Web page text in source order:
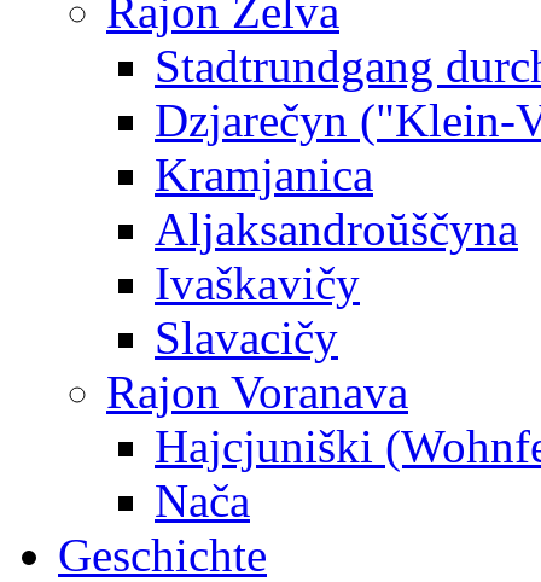
Rajon Zelva
Stadtrundgang
Dzjarečyn ("Klein-
Kramjanica
Aljaksandroŭščyna
Ivaškavičy
Slavacičy
Rajon Voranava
Hajcjuniški
Nača
Geschichte